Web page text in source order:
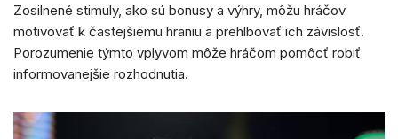
Zosilnené stimuly, ako sú bonusy a výhry, môžu hráčov
motivovať k častejšiemu hraniu a prehlbovať ich závislosť.
Porozumenie týmto vplyvom môže hráčom pomôcť robiť
informovanejšie rozhodnutia.